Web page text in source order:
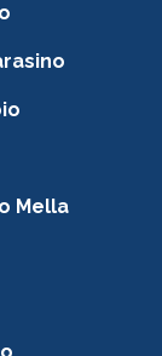
Mella